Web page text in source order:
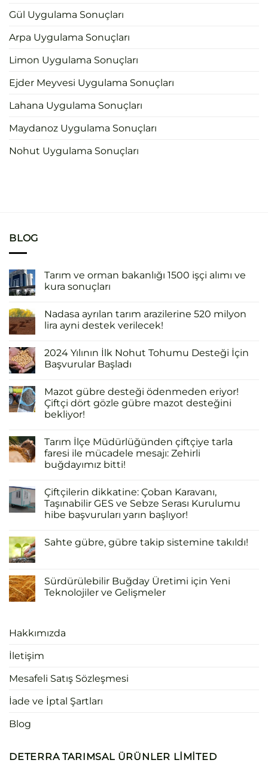
Gül Uygulama Sonuçları
Arpa Uygulama Sonuçları
Limon Uygulama Sonuçları
Ejder Meyvesi Uygulama Sonuçları
Lahana Uygulama Sonuçları
Maydanoz Uygulama Sonuçları
Nohut Uygulama Sonuçları
BLOG
Tarım ve orman bakanlığı 1500 işçi alımı ve
kura sonuçları
Nadasa ayrılan tarım arazilerine 520 milyon
lira ayni destek verilecek!
2024 Yılının İlk Nohut Tohumu Desteği İçin
Başvurular Başladı
Mazot gübre desteği ödenmeden eriyor!
Çiftçi dört gözle gübre mazot desteğini
bekliyor!
Tarım İlçe Müdürlüğünden çiftçiye tarla
faresi ile mücadele mesajı: Zehirli
buğdayımız bitti!
Çiftçilerin dikkatine: Çoban Karavanı,
Taşınabilir GES ve Sebze Serası Kurulumu
hibe başvuruları yarın başlıyor!
Sahte gübre, gübre takip sistemine takıldı!
Sürdürülebilir Buğday Üretimi için Yeni
Teknolojiler ve Gelişmeler
Hakkımızda
İletişim
Mesafeli Satış Sözleşmesi
İade ve İptal Şartları
Blog
DETERRA TARIMSAL ÜRÜNLER LIMITED